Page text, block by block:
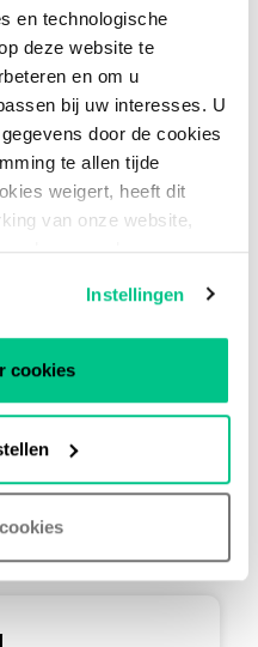
en technologische
deze website te
en om u
bij uw interesses. U
door de cookies
te allen tijde
weigert, heeft dit
van onze website,
maken van al onze
Instellingen
cookies
hebben een
fysieke
en meest
uw
te garanderen.